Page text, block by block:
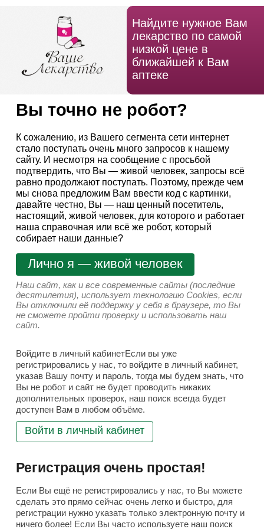
Найдите нужное Вам
лекарство по самой
низкой цене в
ближайшей к Вам
аптеке
Вы точно не робот?
К сожалению, из Вашего сегмента сети интернет
стало поступать очень много запросов к нашему
сайту. И несмотря на сообщение с просьбой
подтвердить, что Вы — живой человек, запросы всё
равно продолжают поступать. Поэтому, прежде чем
мы снова предложим Вам ввести код с картинки,
давайте честно, Вы — наш ценный посетитель,
настоящий, живой человек, для которого и работает
наша справочная или всё же робот, который
собирает наши данные?
Лично я — живой человек
Наш сайт, как и все современные сайты (последние
десятилетия), использует технологию Cookies, если
Вы отключили её поддержку у себя в браузере, то Вы
не сможете пройти проверку и использовать наш
сайт.
Войдите в личный кабинетЕсли вы уже
регистрировались у нас, то войдите в личный кабинет,
указав Вашу почту и пароль, тогда мы будем знать, что
Вы не робот и сайт не будет проводить никаких
дополнительных проверок, наш поиск всегда будет
доступен Вам в любом объёме.
Войти в личный кабинет
Регистрация очень простая!
Если Вы ещё не регистрировались у нас, то Вы можете
сделать это прямо сейчас очень легко и быстро, для
регистрации нужно указать только электронную почту и
ничего более! Если Вы часто используете наш поиск